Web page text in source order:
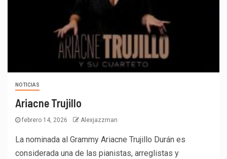
NOTICIAS
Ariacne Trujillo
febrero 14, 2026 Alexjazzman
La nominada al Grammy Ariacne Trujillo Durán es
considerada una de las pianistas, arreglistas y